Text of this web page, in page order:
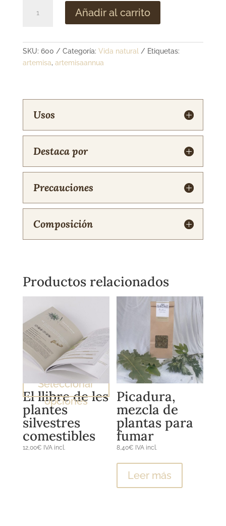
bolsita
armarios
cantidad
Añadir al carrito
SKU: 600 Categoría: Vida natural
Etiquetas:
artemisa, artemisaannua
Usos
Destaca por
Precauciones
Composición
Productos relacionados
El llibre de les
plantes
silvestres
comestibles
12,00€ IVA incl.
Seleccionar
opciones
Picadura,
mezcla de
plantas para
fumar
8,40€ IVA incl.
Leer más